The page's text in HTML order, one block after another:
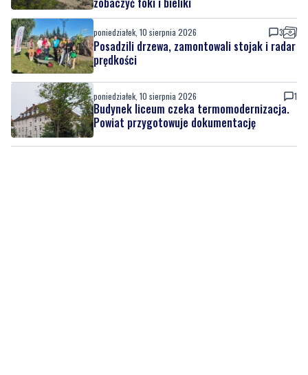
poniedziałek, 10 sierpnia 2026 3
Posadzili drzewa, zamontowali stojak i radar
prędkości
poniedziałek, 10 sierpnia 2026 1
Budynek liceum czeka termomodernizacja.
Powiat przygotowuje dokumentację